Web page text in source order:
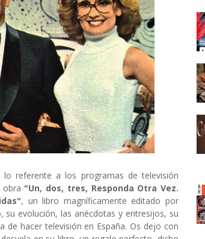
referente a los programas de televisión
"Un, dos, tres, Responda Otra Vez.
, un libro magníficamente editado por
su evolución, las anécdotas y entresijos, su
de hacer televisión en España. Os dejo con